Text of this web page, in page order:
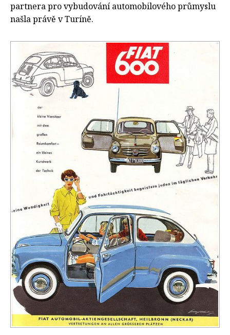
partnera pro vybudování automobilového průmyslu
našla právě v Turíně.